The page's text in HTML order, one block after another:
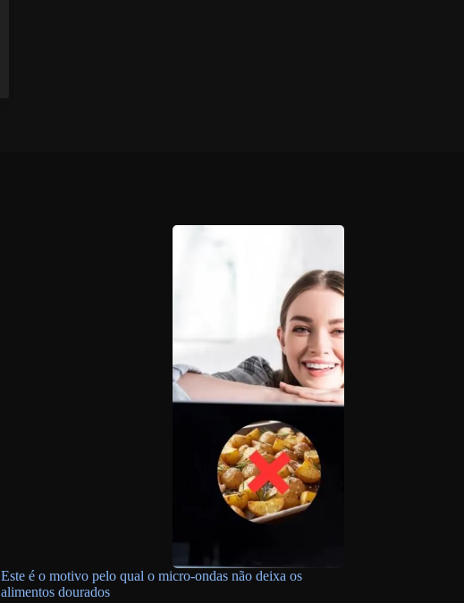
Este é o motivo pelo qual o micro-ondas não deixa os
alimentos dourados